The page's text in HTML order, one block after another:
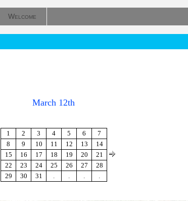
Welcome
March 12th
1 2 3 4 5 6
7
8
9 10 11 12 13
14
15
16 17 18 19 20
21
22
23 24 25 26 27
28
29
30 31 . . . .